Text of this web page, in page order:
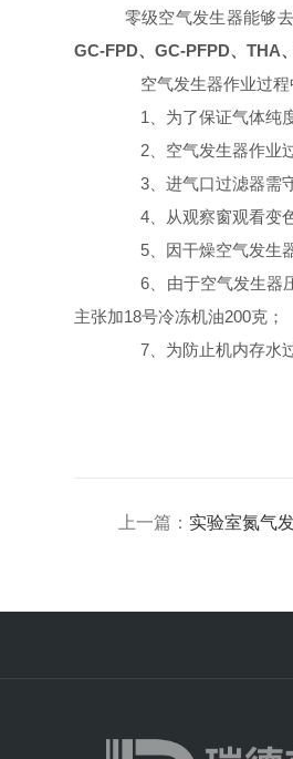
零级空气发生器能够去
GC-FPD、GC-PFPD、THA
空气发生器作业过程
1、为了保证气体纯度
2、空气发生器作业过
3、进气口过滤器需守
4、从观察窗观看变色
5、因干燥空气发生器
6、由于空气发生器压
主张加18号冷冻机油200克；
7、为防止机内存水过
上一篇： 实验室氮气